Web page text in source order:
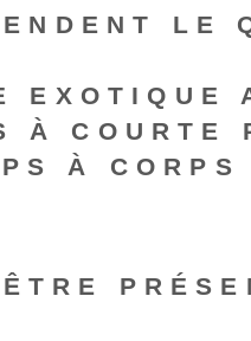
LE
À COURTE
À